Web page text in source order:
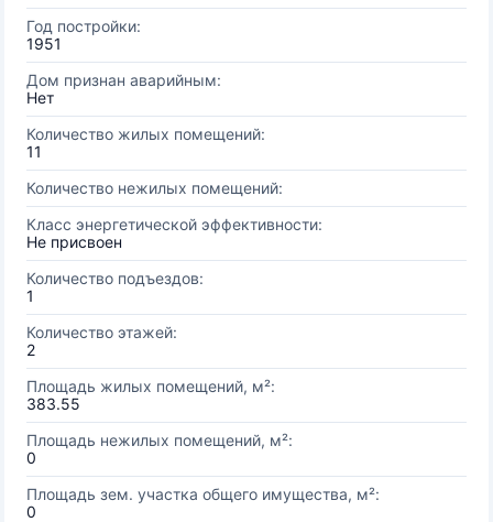
Год постройки:
1951
Дом признан аварийным:
Нет
Количество жилых помещений:
11
Количество нежилых помещений:
Класс энергетической эффективности:
Не присвоен
Количество подъездов:
1
Количество этажей:
2
Площадь жилых помещений, м²:
383.55
Площадь нежилых помещений, м²:
0
Площадь зем. участка общего имущества, м²:
0